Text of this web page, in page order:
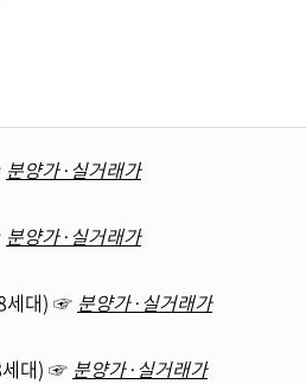
분양가·실거래가
분양가·실거래가
세대) ☞ 분양가·실거래가
세대) ☞ 분양가·실거래가